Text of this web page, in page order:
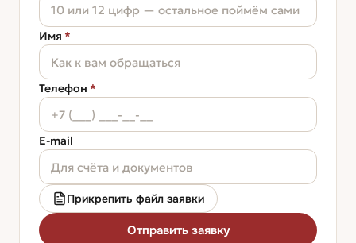
Имя *
Телефон *
E-mail
Прикрепить файл заявки
Отправить заявку